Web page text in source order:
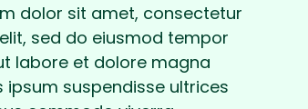
dolor sit amet, consectetur
sed do eiusmod tempor
labore et dolore magna
ipsum suspendisse ultrices